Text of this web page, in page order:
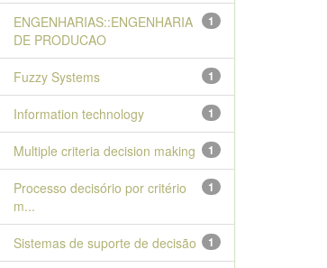
1
ENGENHARIAS::ENGENHARIA
DE PRODUCAO
1
Fuzzy Systems
1
Information technology
1
Multiple criteria decision making
1
Processo decisório por critério
m...
1
Sistemas de suporte de decisão